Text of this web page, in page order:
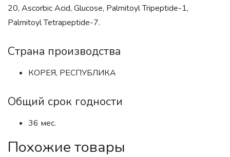
20, Ascorbic Acid, Glucose, Palmitoyl Tripeptide-1,
Palmitoyl Tetrapeptide-7.
Страна производства
КОРЕЯ, РЕСПУБЛИКА
Общий срок годности
36 мес.
Похожие товары